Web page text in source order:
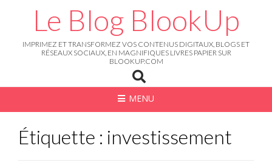
Le Blog BlookUp
IMPRIMEZ ET TRANSFORMEZ VOS CONTENUS DIGITAUX, BLOGS ET
RÉSEAUX SOCIAUX, EN MAGNIFIQUES LIVRES PAPIER SUR
BLOOKUP.COM
MENU
Étiquette : investissement